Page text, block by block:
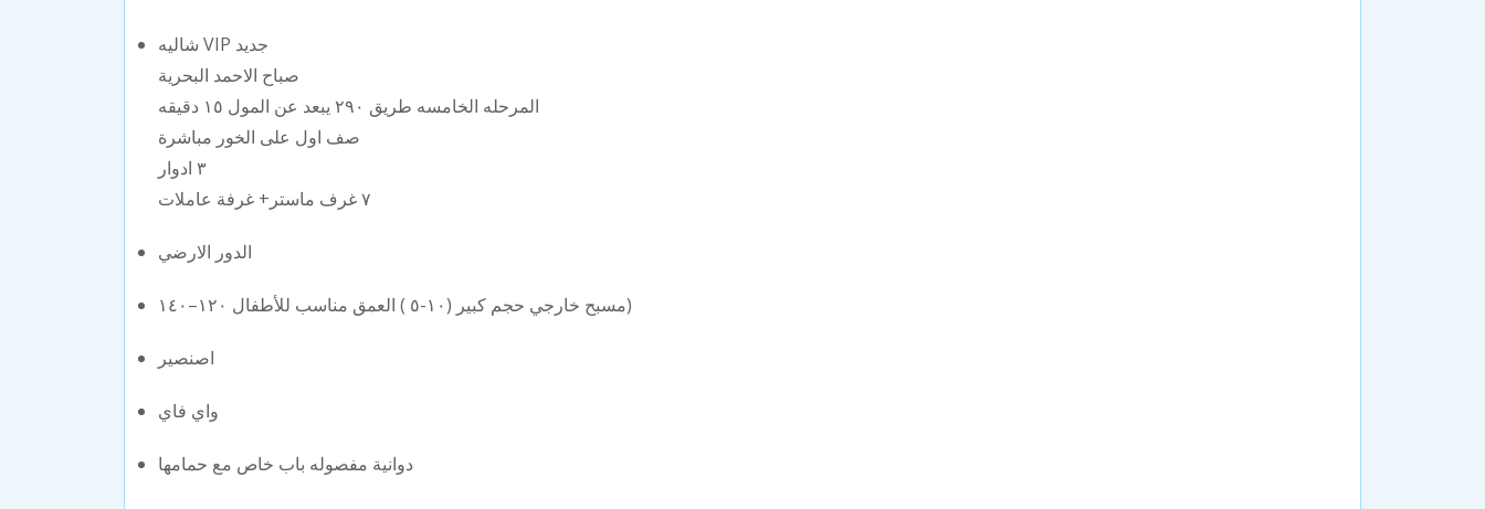
شاليه VIP جديد
صباح الاحمد البحرية
المرحله الخامسه طريق ٢٩٠ يبعد عن المول ١٥ دقيقه
صف اول على الخور مباشرة
٣ ادوار
٧ غرف ماستر+ غرفة عاملات
الدور الارضي
مسبح خارجي حجم كبير (١٠-٥ ) العمق مناسب للأطفال ١٢٠–١٤٠)
اصنصير
واي فاي
دوانية مفصوله باب خاص مع حمامها